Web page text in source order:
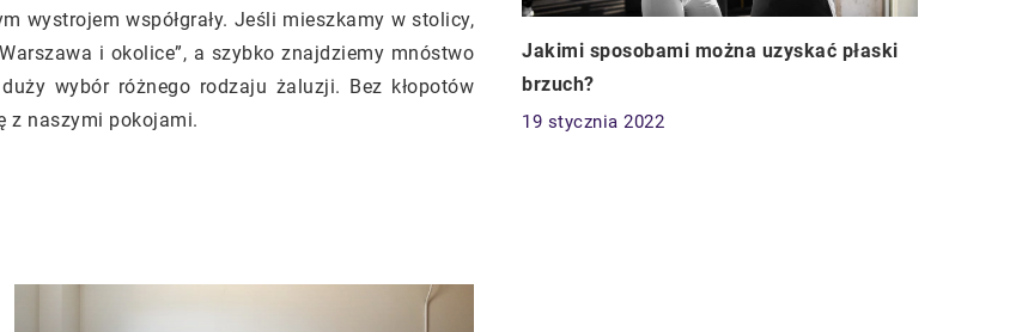
wystrojem współgrały. Jeśli mieszkamy w stolicy,
i okolice”, a szybko znajdziemy mnóstwo
wybór różnego rodzaju żaluzji. Bez kłopotów
z naszymi pokojami.
Jakimi sposobami można uzyskać płaski
brzuch?
19 stycznia 2022